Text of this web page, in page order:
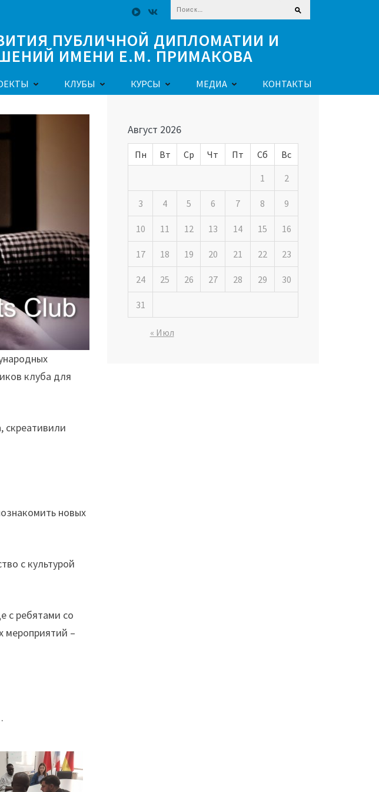
ПУБЛИЧНОЙ ДИПЛОМАТИИ И
ИМЕНИ Е.М. ПРИМАКОВА
КЛУБЫ КУРСЫ МЕДИА КОНТАКТЫ
клуба для
скреативили
новых
с культурой
с ребятами со
мероприятий –
.
Август 2026
Пн Вт Ср Чт Пт Сб
Вс
1
2
3 4 5 6 7 8 9
10 11 12 13 14 15 16
17 18 19 20 21 22 23
24 25 26 27 28 29 30
31
« Июл